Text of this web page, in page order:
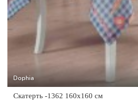
Dophia
Скатерть -1362 160x160 см